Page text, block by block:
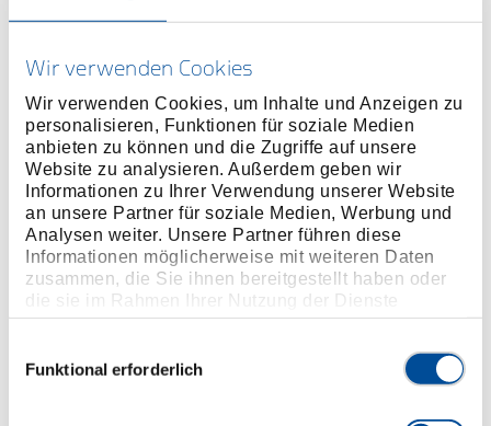
Wir verwenden Cookies
Wir verwenden Cookies, um Inhalte und Anzeigen zu
personalisieren, Funktionen für soziale Medien
anbieten zu können und die Zugriffe auf unsere
Website zu analysieren. Außerdem geben wir
Informationen zu Ihrer Verwendung unserer Website
an unsere Partner für soziale Medien, Werbung und
Analysen weiter. Unsere Partner führen diese
Informationen möglicherweise mit weiteren Daten
zusammen, die Sie ihnen bereitgestellt haben oder
die sie im Rahmen Ihrer Nutzung der Dienste
gesammelt haben. Unsere vollständige
Funktional erforderlich
HÄNDLER FINDEN
Produktlinie EAN4060833009195
Produktbeschreibung
Ausführung nach DIN 838, ISO 3318, ISO 1085, ISO
10104
5° gekröpft
Mit dünnwandigen Ringen
Chrom-Vanadium-Stahl
Oberfläche matt-satiniert verchromt
Abmessungen und Gewichte